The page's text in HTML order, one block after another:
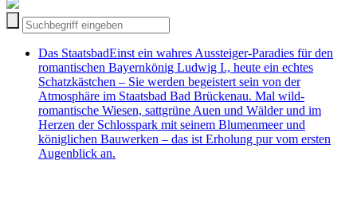
Das StaatsbadEinst ein wahres Aussteiger-Paradies für den
romantischen Bayernkönig Ludwig I., heute ein echtes
Schatzkästchen – Sie werden begeistert sein von der
Atmosphäre im Staatsbad Bad Brückenau. Mal wild-
romantische Wiesen, sattgrüne Auen und Wälder und im
Herzen der Schlosspark mit seinem Blumenmeer und
königlichen Bauwerken – das ist Erholung pur vom ersten
Augenblick an.